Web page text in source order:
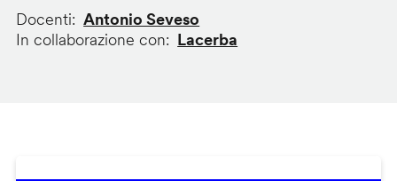
Docenti
Antonio Seveso
In collaborazione con
Lacerba